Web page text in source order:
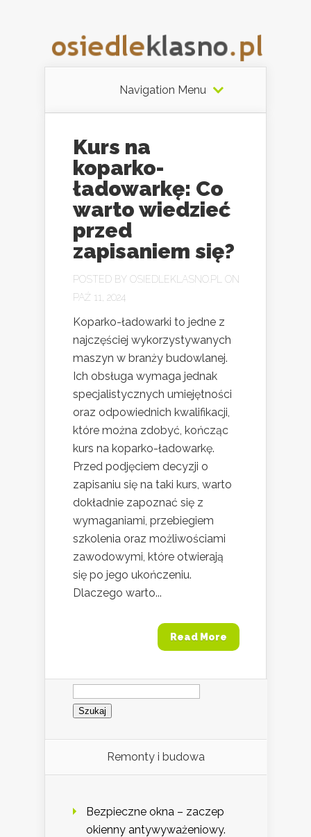
Navigation Menu
Kurs na
koparko-
ładowarkę: Co
warto wiedzieć
przed
zapisaniem się?
POSTED BY OSIEDLEKLASNO.PL ON
PAŹ 11, 2024
Koparko-ładowarki to jedne z
najczęściej wykorzystywanych
maszyn w branży budowlanej.
Ich obsługa wymaga jednak
specjalistycznych umiejętności
oraz odpowiednich kwalifikacji,
które można zdobyć, kończąc
kurs na koparko-ładowarkę.
Przed podjęciem decyzji o
zapisaniu się na taki kurs, warto
dokładnie zapoznać się z
wymaganiami, przebiegiem
szkolenia oraz możliwościami
zawodowymi, które otwierają
się po jego ukończeniu.
Dlaczego warto...
Read More
Szukaj:
Remonty i budowa
Bezpieczne okna – zaczep
okienny antywyważeniowy.